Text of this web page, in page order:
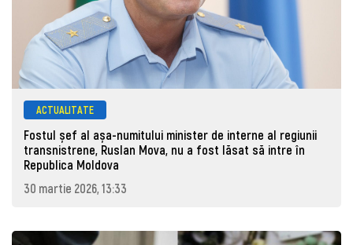
ACTUALITATE
Fostul șef al așa-numitului minister de interne al regiunii
transnistrene, Ruslan Mova, nu a fost lăsat să intre în
Republica Moldova
30 martie 2026, 13:33